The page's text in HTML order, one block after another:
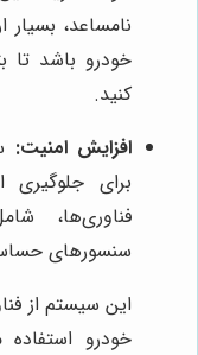
نامساعد،
خودرو باشد تا
کنید.
افزایش امنیت:
برای
فناوری‌ها،
سنسورهای
این سیستم از
خودرو